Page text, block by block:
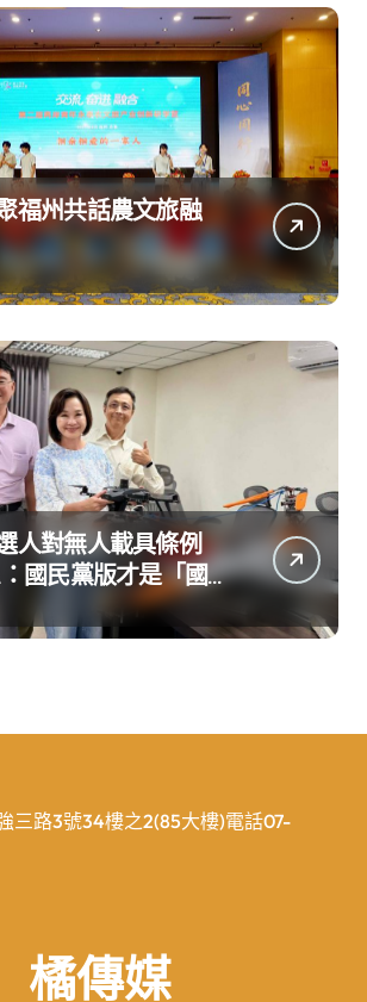
福州共話農文旅融
人對無人載具條例
國民黨版才是「國
版
三路3號34樓之2(85大樓)電話07-
橘傳媒